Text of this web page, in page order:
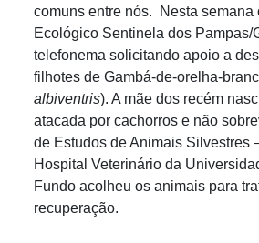
comuns entre nós. Nesta semana
Ecológico Sentinela dos Pampas/
telefonema solicitando apoio a
filhotes de Gambá-de-orelha-
albiventris). A mãe dos recém
atacada por cachorros e não
de Estudos de Animais Silvestres
Hospital Veterinário da
Fundo acolheu os animais para
recuperação.